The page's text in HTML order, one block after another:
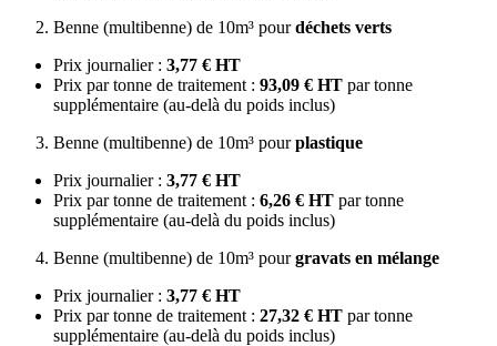
Benne (multibenne) de 10m³ pourdéchets verts
Prix journalier : 3,77 € HT
Prix par tonne de traitement : 93,09 € HT par tonne
supplémentaire (au-delà du poids inclus)
Benne (multibenne) de 10m³ pourplastique
Prix journalier : 3,77 € HT
Prix par tonne de traitement : 6,26 € HT par tonne
supplémentaire (au-delà du poids inclus)
Benne (multibenne) de 10m³ pourgravats en mélange
Prix journalier : 3,77 € HT
Prix par tonne de traitement : 27,32 € HT par tonne
supplémentaire (au-delà du poids inclus)